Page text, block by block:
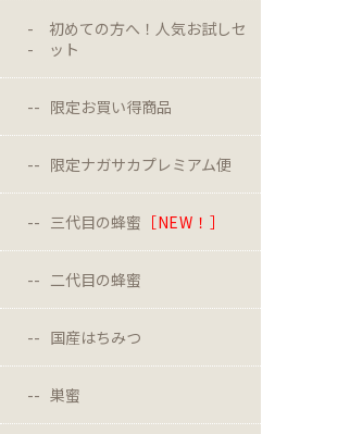
初めての方へ！人気お試しセ
ット
限定お買い得商品
限定ナガサカプレミアム便
三代目の蜂蜜 ［NEW！］
二代目の蜂蜜
国産はちみつ
巣蜜